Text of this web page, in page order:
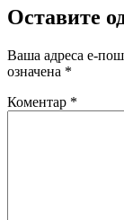
Оставите
Ваша адреса е-
означена *
Коментар *